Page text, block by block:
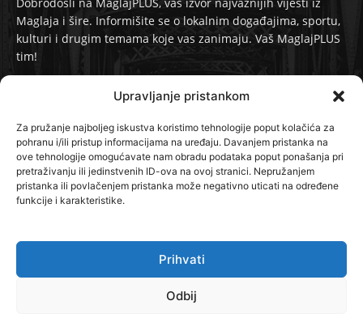
Upravljanje pristankom
Za pružanje najboljeg iskustva koristimo tehnologije poput kolačića za
pohranu i/ili pristup informacijama na uređaju. Davanjem pristanka na
ove tehnologije omogućavate nam obradu podataka poput ponašanja pri
pretraživanju ili jedinstvenih ID-ova na ovoj stranici. Nepružanjem
pristanka ili povlačenjem pristanka može negativno uticati na određene
funkcije i karakteristike.
Prihvati
Odbij
Maglaja i šire. Informišite se o lokalnim događajima, sportu,
kulturi i drugim temama koje vas zanimaju. Vaš MaglajPLUS
tim!
info@maglajplus.ba
Pratite nas na